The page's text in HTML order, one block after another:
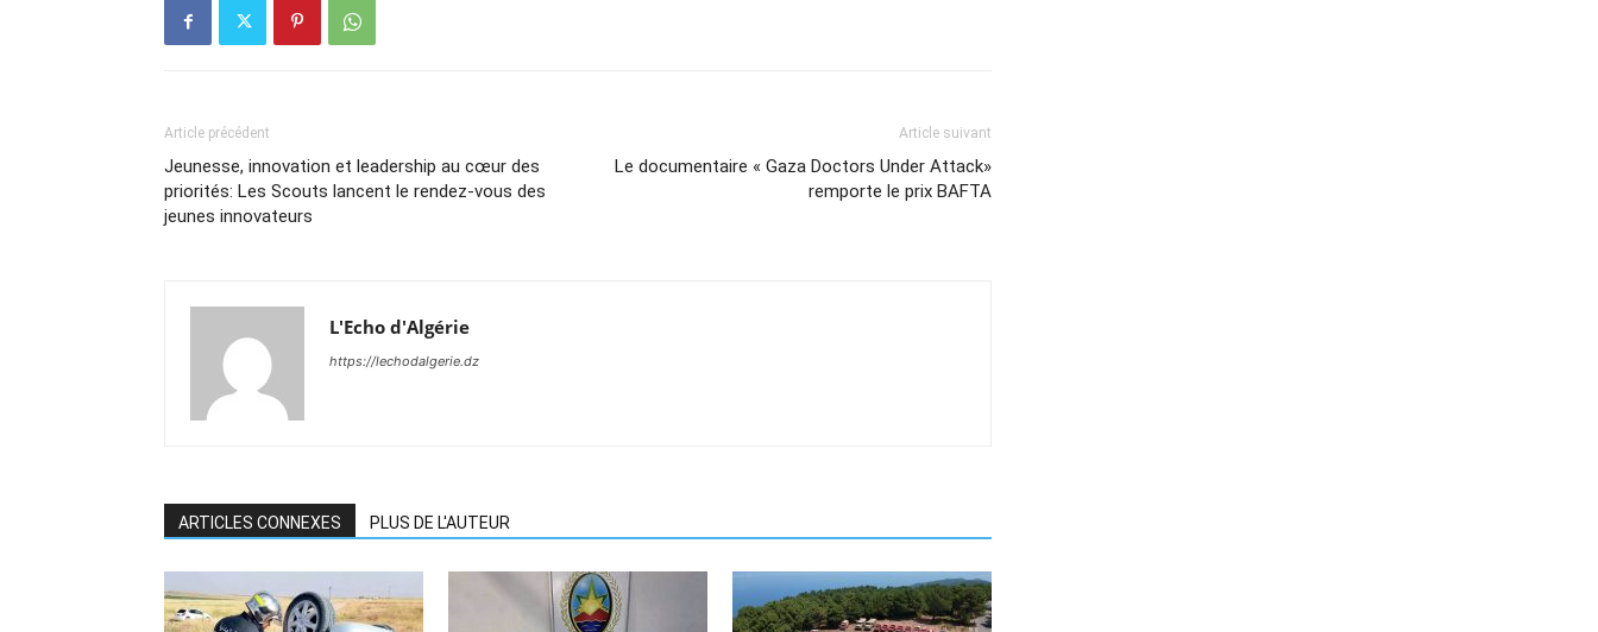
Article précédent
Jeunesse, innovation et leadership au cœur des
priorités: Les Scouts lancent le rendez-vous des
jeunes innovateurs
Article suivant
Le documentaire « Gaza Doctors Under Attack»
remporte le prix BAFTA
L'Echo d'Algérie
https://lechodalgerie.dz
ARTICLES CONNEXES PLUS DE L'AUTEUR